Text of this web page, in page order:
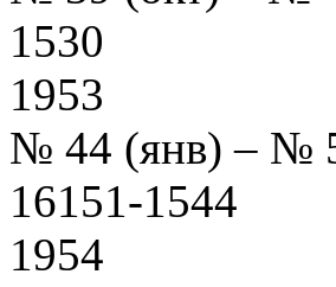
1530
1953
№ 44 (янв) – №
16151-1544
1954